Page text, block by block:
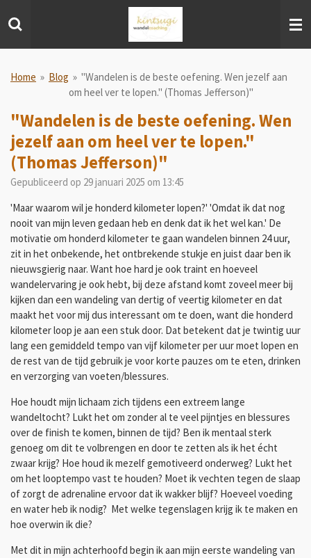
direct
hoofdinhoud
Home » Blog » "Wandelen is de beste oefening. Wen jezelf aan
om heel ver te lopen." (Thomas Jefferson)"
"Wandelen is de beste oefening. Wen
jezelf aan om heel ver te lopen."
(Thomas Jefferson)"
Gepubliceerd op 29 januari 2025 om 13:45
'Maar waarom wil je honderd kilometer lopen?' 'Omdat ik dat nog
nooit van mijn leven gedaan heb en denk dat ik het wel kan.' De
motivatie om honderd kilometer te gaan wandelen binnen 24 uur,
zit in het onbekende, het ontbrekende stukje en juist daar ben ik
nieuwsgierig naar. Want hoe hard je ook traint en hoeveel
wandelervaring je ook hebt, bij deze afstand komt zoveel meer bij
kijken dan een wandeling van dertig of veertig kilometer en dat
maakt het voor mij dus interessant om te doen, want die honderd
kilometer loop je aan een stuk door. Dat betekent dat je twintig uur
lang een gemiddeld tempo van vijf kilometer per uur moet lopen en
de rest van de tijd gebruik je voor korte pauzes om te eten, drinken
en verzorging van voeten/blessures.
Hoe houdt mijn lichaam zich tijdens een extreem lange
wandeltocht? Lukt het om zonder al te veel pijntjes en blessures
over de finish te komen, binnen de tijd? Ben ik mentaal sterk
genoeg om dit te volbrengen en door te zetten als ik het écht
zwaar krijg? Hoe houd ik mezelf gemotiveerd onderweg? Lukt het
om het looptempo vast te houden? Moet ik vechten tegen de slaap
of zorgt de adrenaline ervoor dat ik wakker blijf? Hoeveel voeding
en water heb ik nodig? Met welke tegenslagen krijg ik te maken en
hoe overwin ik die?
Met dit in mijn achterhoofd begin ik aan mijn eerste wandeling van